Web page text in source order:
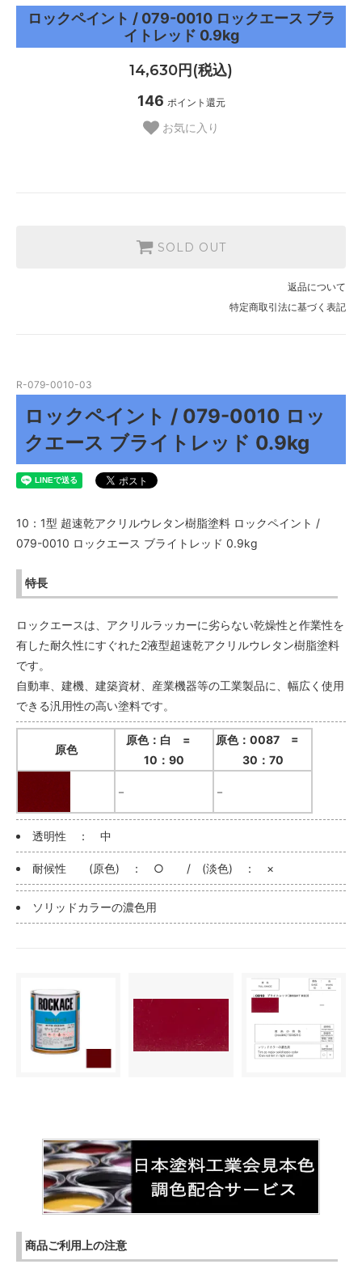
ロックペイント / 079-0010 ロックエース ブラ
イトレッド 0.9kg
14,630円(税込)
146 ポイント還元
お気に入り
SOLD OUT
返品について
特定商取引法に基づく表記
R-079-0010-03
ロックペイント / 079-0010 ロッ
クエース ブライトレッド 0.9kg
10：1型 超速乾アクリルウレタン樹脂塗料 ロックペイント /
079-0010 ロックエース ブライトレッド 0.9kg
特長
ロックエースは、アクリルラッカーに劣らない乾燥性と作業性を
有した耐久性にすぐれた2液型超速乾アクリルウレタン樹脂塗料
です。
自動車、建機、建築資材、産業機器等の工業製品に、幅広く使用
できる汎用性の高い塗料です。
原色
原色：白 =
10：90
原色：0087 =
30：70
－ －
透明性 ： 中
耐候性 (原色) ： ○ / (淡色) ： ×
ソリッドカラーの濃色用
商品ご利用上の注意